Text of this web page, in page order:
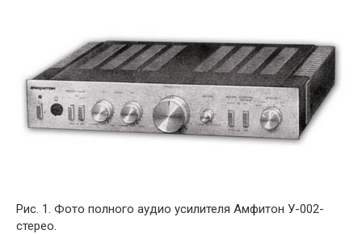
Рис. 1. Фото полного аудио усилителя Амфитон У-002-
стерео.